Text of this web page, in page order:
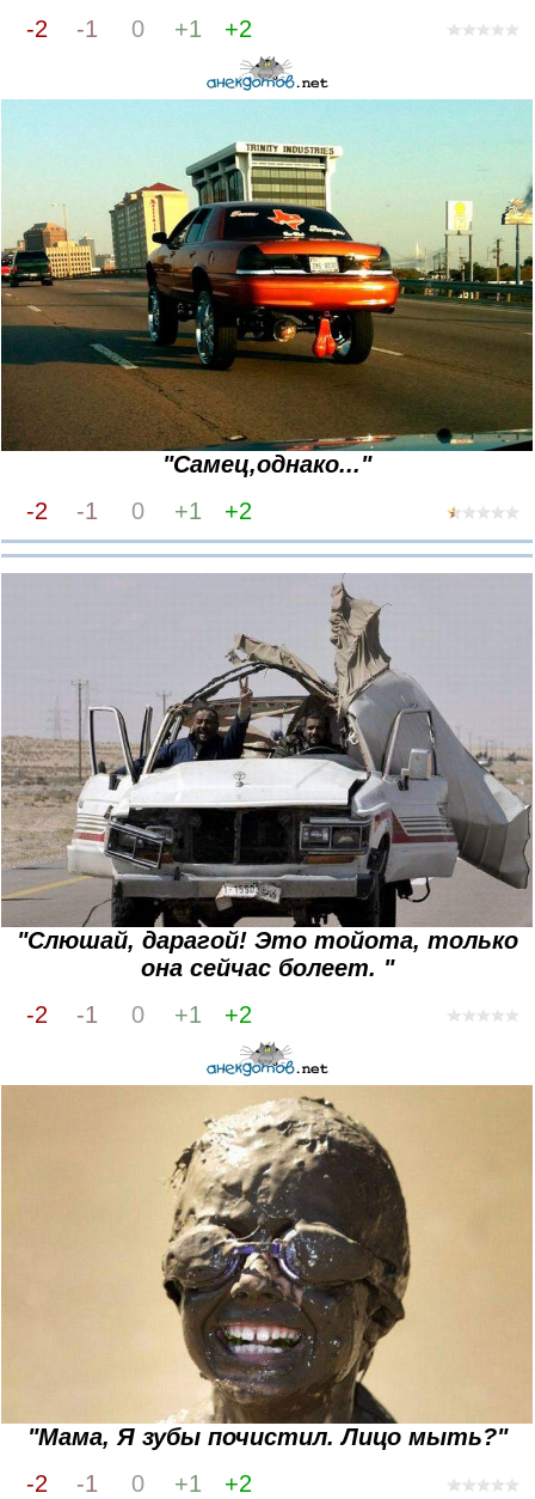
-2
-1 0 +1 +2
"Самец,однако..."
-2
-1 0 +1 +2
"Слюшай, дарагой! Это тойота, только
она сейчас болеет. "
-2
-1 0 +1 +2
"Мама, Я зубы почистил. Лицо мыть?"
-2
-1 0 +1 +2